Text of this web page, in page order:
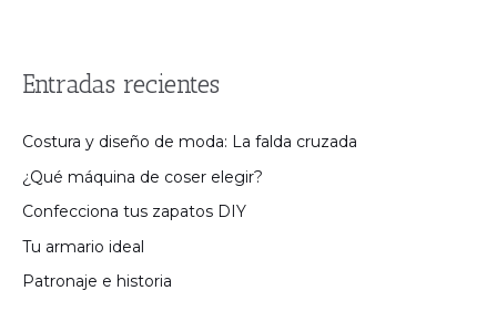
Entradas recientes
Costura y diseño de moda: La falda cruzada
¿Qué máquina de coser elegir?
Confecciona tus zapatos DIY
Tu armario ideal
Patronaje e historia